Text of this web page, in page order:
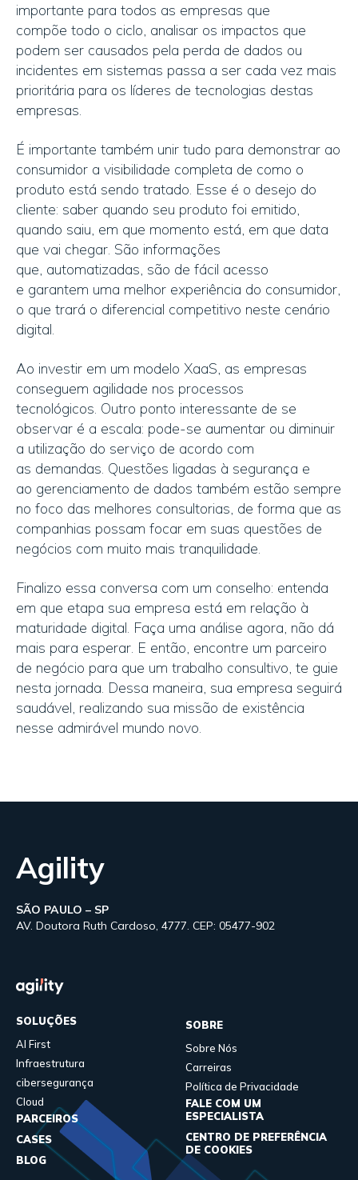
importante para todos as empresas que
compõe todo o ciclo, analisar os impactos que
podem ser causados pela perda de dados ou
incidentes em sistemas passa a ser cada vez mais
prioritária para os líderes de tecnologias destas
empresas.
É importante também unir tudo para demonstrar ao
consumidor a visibilidade completa de como o
produto está sendo tratado. Esse é o desejo do
cliente: saber quando seu produto foi emitido,
quando saiu, em que momento está, em que data
que vai chegar. São informações
que, automatizadas, são de fácil acesso
e garantem uma melhor experiência do consumidor,
o que trará o diferencial competitivo neste cenário
digital.
Ao investir em um modelo XaaS, as empresas
conseguem agilidade nos processos
tecnológicos. Outro ponto interessante de se
observar é a escala: pode-se aumentar ou diminuir
a utilização do serviço de acordo com
as demandas. Questões ligadas à segurança e
ao gerenciamento de dados também estão sempre
no foco das melhores consultorias, de forma que as
companhias possam focar em suas questões de
negócios com muito mais tranquilidade.
Finalizo essa conversa com um conselho: entenda
em que etapa sua empresa está em relação à
maturidade digital. Faça uma análise agora, não dá
mais para esperar. E então, encontre um parceiro
de negócio para que um trabalho consultivo, te guie
nesta jornada. Dessa maneira, sua empresa seguirá
saudável, realizando sua missão de existência
nesse admirável mundo novo.
Agility
SÃO PAULO – SP
AV. Doutora Ruth Cardoso, 4777. CEP: 05477-902
SOLUÇÕES
AI First
Infraestrutura
cibersegurança
Cloud
PARCEIROS
CASES
BLOG
SOBRE
Sobre Nós
Carreiras
Política de Privacidade
FALE COM UM
ESPECIALISTA
CENTRO DE PREFERÊNCIA
DE COOKIES